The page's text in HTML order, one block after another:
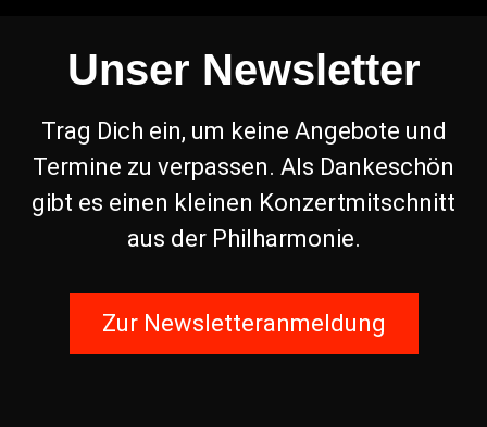
Unser Newsletter
Trag Dich ein, um keine Angebote und
Termine zu verpassen. Als Dankeschön
gibt es einen kleinen Konzertmitschnitt
aus der Philharmonie.
Zur Newsletteranmeldung